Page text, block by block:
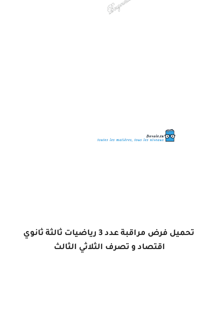
تحميل فرض مراقبة عدد 3 رياضيات ثالثة ثانوي
اقتصاد و تصرف الثلاثي الثالث